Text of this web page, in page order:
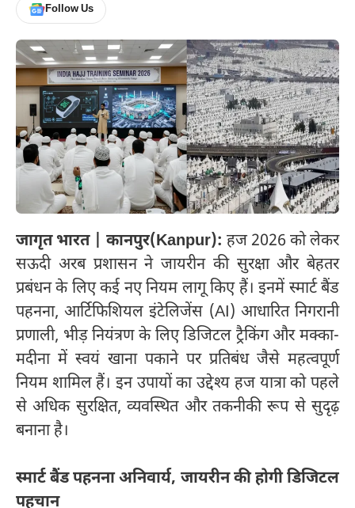
Follow Us
जागृत भारत | कानपुर(Kanpur): हज 2026 को लेकर
सऊदी अरब प्रशासन ने जायरीन की सुरक्षा और बेहतर
प्रबंधन के लिए कई नए नियम लागू किए हैं। इनमें स्मार्ट बैंड
पहनना, आर्टिफिशियल इंटेलिजेंस (AI) आधारित निगरानी
प्रणाली, भीड़ नियंत्रण के लिए डिजिटल ट्रैकिंग और मक्का-
मदीना में स्वयं खाना पकाने पर प्रतिबंध जैसे महत्वपूर्ण
नियम शामिल हैं। इन उपायों का उद्देश्य हज यात्रा को पहले
से अधिक सुरक्षित, व्यवस्थित और तकनीकी रूप से सुदृढ़
बनाना है।
स्मार्ट बैंड पहनना अनिवार्य, जायरीन की होगी डिजिटल
पहचान